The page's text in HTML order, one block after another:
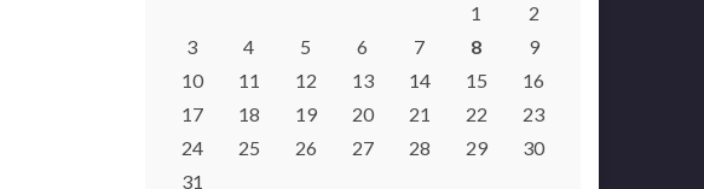
1
2
3
4 5 6 7 8
9
10
11 12 13 14 15
16
17
18 19 20 21 22
23
24
25 26 27 28 29
30
31